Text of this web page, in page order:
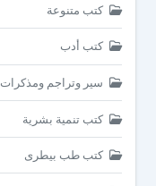
كتب متنوعة
كتب أدب
سير وتراجم ومذكرات
كتب تنمية بشرية
كتب طب بيطرى